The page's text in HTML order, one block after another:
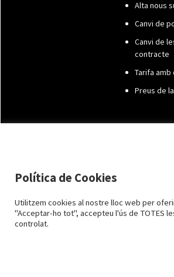
Alta nous
Canvi de
Canvi de
contracte
Tarifa
Preus de
Política de Cookies
Utilitzem cookies al nostre lloc web per
"Acceptar-ho tot", accepteu l'ús de TOTES
controlat.